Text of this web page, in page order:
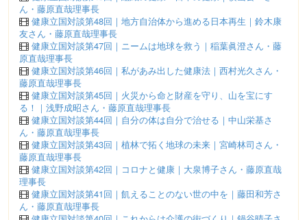
ん・藤原直哉理事長
健康立国対談第48回｜地方自治体から進める日本再生｜鈴木康
友さん・藤原直哉理事長
健康立国対談第47回｜ニームは地球を救う｜稲葉眞澄さん・藤
原直哉理事長
健康立国対談第46回｜私があみ出した健康法｜西村光久さん・
藤原直哉理事長
健康立国対談第45回｜火災から命と財産を守り、山を宝にす
る！｜浅野成昭さん・藤原直哉理事長
健康立国対談第44回｜自分の体は自分で治せる｜中山栄基さ
ん・藤原直哉理事長
健康立国対談第43回｜植林で拓く地球の未来｜宮崎林司さん・
藤原直哉理事長
健康立国対談第42回｜コロナと健康｜大泉博子さん・藤原直哉
理事長
健康立国対談第41回｜飢えることのない世の中を｜藤田和芳さ
ん・藤原直哉理事長